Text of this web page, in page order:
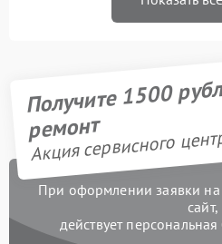
Получите 1500
ремонт
Акция сервисного
При оформлении заявки на
сайт,
действует